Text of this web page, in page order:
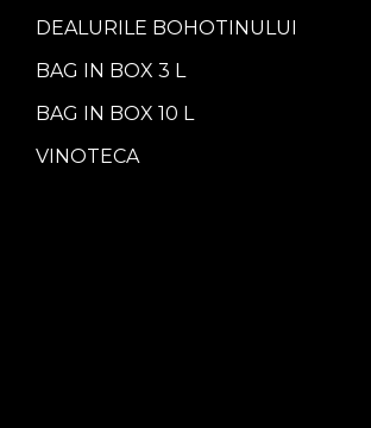
DEALURILE BOHOTINULUI
BAG IN BOX 3 L
BAG IN BOX 10 L
VINOTECA